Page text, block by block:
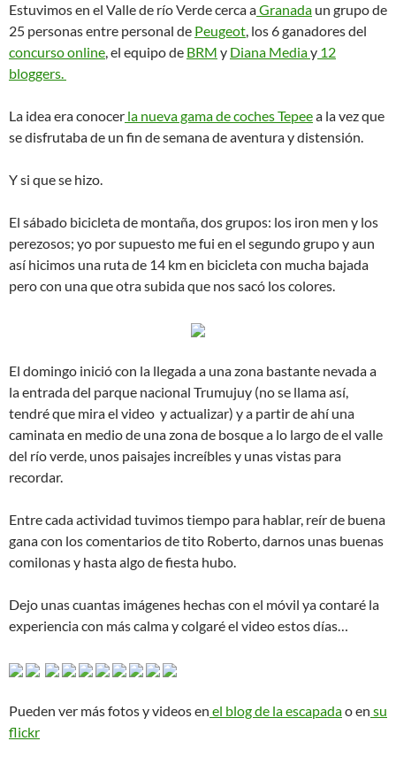
Estuvimos en el Valle de río Verde cerca aGranada un grupo de
25 personas entre personal de Peugeot, los 6 ganadores del
concurso online, el equipo de BRM y Diana Mediay 12
bloggers.
La idea era conocer la nueva gama de coches Tepeea la vez que
se disfrutaba de un fin de semana de aventura y distensión.
Y si que se hizo.
El sábado bicicleta de montaña, dos grupos: los iron men y los
perezosos; yo por supuesto me fui en el segundo grupo y aun
así hicimos una ruta de 14 km en bicicleta con mucha bajada
pero con una que otra subida que nos sacó los colores.
El domingo inició con la llegada a una zona bastante nevada a
la entrada del parque nacional Trumujuy (no se llama así,
tendré que mira el video y actualizar) y a partir de ahí una
caminata en medio de una zona de bosque a lo largo de el valle
del río verde, unos paisajes increíbles y unas vistas para
recordar.
Entre cada actividad tuvimos tiempo para hablar, reír de buena
gana con los comentarios de tito Roberto, darnos unas buenas
comilonas y hasta algo de fiesta hubo.
Dejo unas cuantas imágenes hechas con el móvil ya contaré la
experiencia con más calma y colgaré el video estos días…
Pueden ver más fotos y videos en el blog de la escapadao en su
flickr